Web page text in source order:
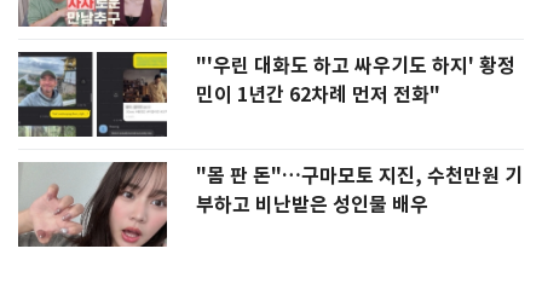
"'우린 대화도 하고 싸우기도 하지' 황정
민이 1년간 62차례 먼저 전화"
"몸 판 돈"…구마모토 지진, 수천만원 기
부하고 비난받은 성인물 배우